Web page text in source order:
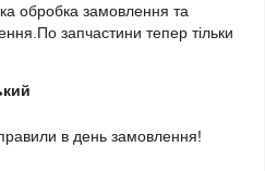
обробка замовлення та
запчастини тепер тільки
в день замовлення!